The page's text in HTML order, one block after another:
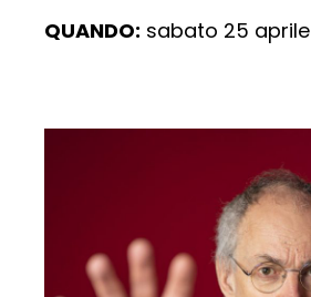
QUANDO: sabato 25 aprile